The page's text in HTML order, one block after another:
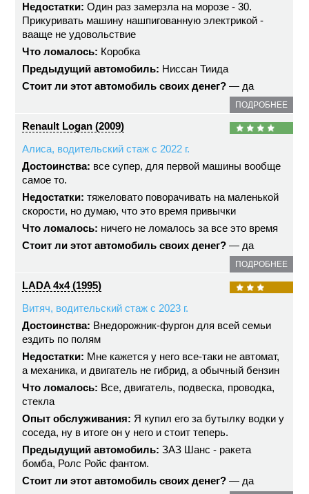
Недостатки: Один раз замерзла на морозе - 30.
Прикуривать машину нашпигованную электрикой -
вааще не удовольствие
Что ломалось: Коробка
Предыдущий автомобиль: Ниссан Тиида
Стоит ли этот автомобиль своих денег? — да
ПОДРОБНЕЕ
Renault Logan (2009)
Алиса, водительский стаж с 2022 г.
Достоинства: все супер, для первой машины вообще
самое то.
Недостатки: тяжеловато поворачивать на маленькой
скорости, но думаю, что это время привычки
Что ломалось: ничего не ломалось за все это время
Стоит ли этот автомобиль своих денег? — да
ПОДРОБНЕЕ
LADA 4x4 (1995)
Витяч, водительский стаж с 2023 г.
Достоинства: Внедорожник-фургон для всей семьи
ездить по полям
Недостатки: Мне кажется у него все-таки не автомат,
а механика, и двигатель не гибрид, а обычный бензин
Что ломалось: Все, двигатель, подвеска, проводка,
стекла
Опыт обслуживания: Я купил его за бутылку водки у
соседа, ну в итоге он у него и стоит теперь.
Предыдущий автомобиль: ЗАЗ Шанс - ракета
бомба, Ролс Ройс фантом.
Стоит ли этот автомобиль своих денег? — да